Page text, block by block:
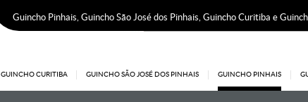
Guincho Pinhais, Guincho São José dos Pinhais, Guincho Curitiba e
GUINCHO CURITIBA GUINCHO SÃO JOSÉ DOS PINHAIS GUINCHO PINHAIS